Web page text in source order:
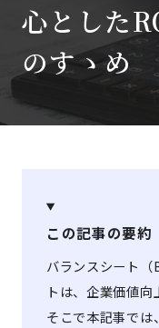
心とした
のすゝめ
この記事の要約
バランスシート
トは、企業価値向
そこで本記事で